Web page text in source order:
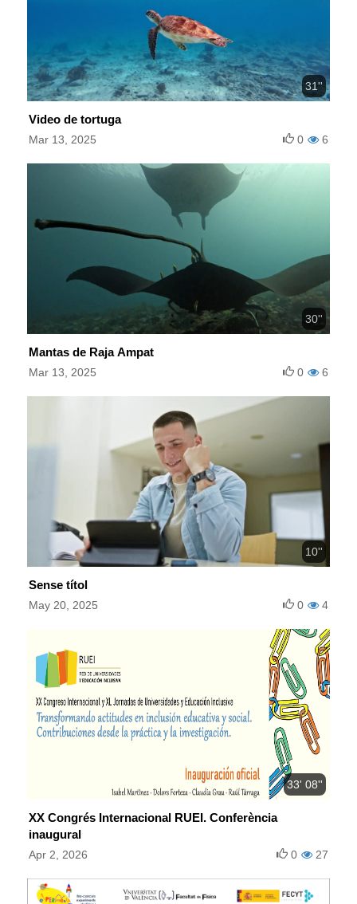
31''
Video de tortuga
Mar 13, 2025 6
0
30''
Mantas de Raja Ampat
Mar 13, 2025 6
0
10''
Sense títol
May 20, 2025 4
0
33' 08''
XX Congrés Internacional RUEI. Conferència
inaugural
Apr 2, 2026 27
0